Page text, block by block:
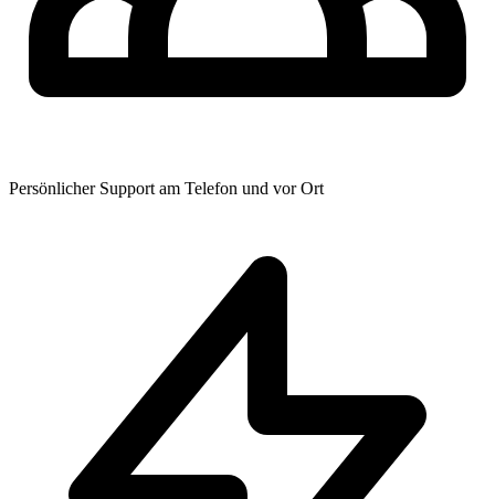
Persönlicher Support am Telefon und vor Ort